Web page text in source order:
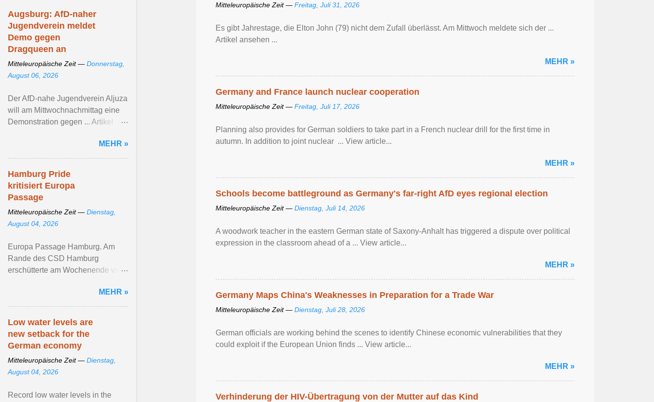
Mitteleuropäische Zeit — Freitag, Juli 31, 2026
Es gibt Jahrestage, die Elton John (79) nicht dem Zufall überlässt. Am Mittwoch meldete sich der ...
Artikel ansehen ...
MEHR »
Germany and France launch nuclear cooperation
Mitteleuropäische Zeit — Freitag, Juli 17, 2026
Planning also provides for German soldiers to take part in a French nuclear drill for the first time in
autumn. In addition to joint nuclear ... View article...
MEHR »
Schools become battleground as Germany's far-right AfD eyes regional election
Mitteleuropäische Zeit — Dienstag, Juli 14, 2026
A woodwork teacher in the eastern German state of Saxony-Anhalt has triggered a dispute over political
expression in the classroom ahead of a ... View article...
MEHR »
Germany Maps China's Weaknesses in Preparation for a Trade War
Mitteleuropäische Zeit — Dienstag, Juli 28, 2026
German officials are working behind the scenes to identify Chinese economic vulnerabilities that they
could exploit if the European Union finds ... View article...
MEHR »
Verhinderung der HIV-Übertragung von der Mutter auf das Kind
Augsburg: AfD-naher
Jugendverein meldet
Demo gegen
Dragqueen an
Mitteleuropäische Zeit — Donnerstag,
August 06, 2026
Der AfD-nahe Jugendverein Aljuza
will am Mittwochnachmittag eine
Demonstration gegen ... Artikel
MEHR »
Hamburg Pride
kritisiert Europa
Passage
Mitteleuropäische Zeit — Dienstag,
August 04, 2026
Europa Passage Hamburg. Am
Rande des CSD Hamburg
erschütterte am Wochenende viele
MEHR »
Low water levels are
new setback for the
German economy
Mitteleuropäische Zeit — Dienstag,
August 04, 2026
Record low water levels in the